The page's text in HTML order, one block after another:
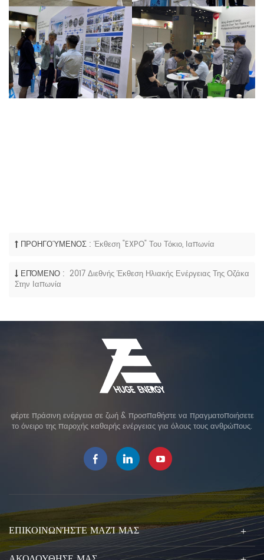
ΠΡΟΗΓΟΎΜΕΝΟΣ : Έκθεση "EXPO" Του Τόκιο, Ιαπωνία
ΕΠΌΜΕΝΟ : 2017 Διεθνής Έκθεση Ηλιακής Ενέργειας Της Οζάκα
Στην Ιαπωνία
φέρτε πράσινη ενέργεια σε ζωή & προσπαθήστε να πραγματοποιήσετε
το όνειρο της παροχής καθαρής ενέργειας για όλους τους ανθρώπους.
ΕΠΙΚΟΙΝΩΝΉΣΤΕ ΜΑΖΊ ΜΑΣ